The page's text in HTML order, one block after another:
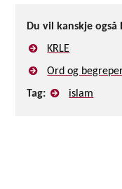
Du vil kanskje også
KRLE
Ord og
Tag:
islam